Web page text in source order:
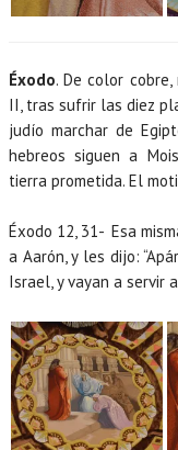
Éxodo. De color
II, tras sufrir las diez
judío marchar de
hebreos siguen a
tierra prometida. El
Éxodo 12, 31- Esa
a Aarón, y les dijo:
Israel, y vayan a servir